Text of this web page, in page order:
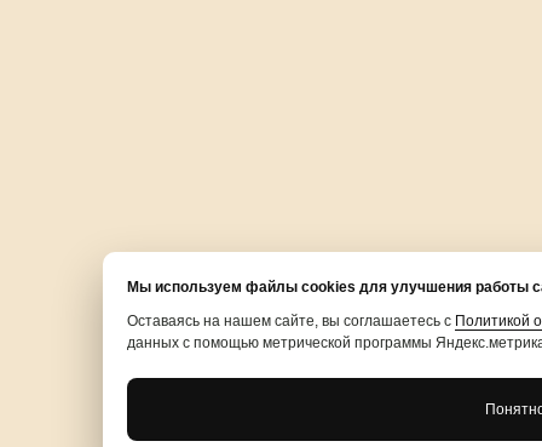
Мы используем файлы cookies для улучшения работы
Оставаясь на нашем сайте, вы соглашаетесь с Политикой
данных с помощью метрической программы